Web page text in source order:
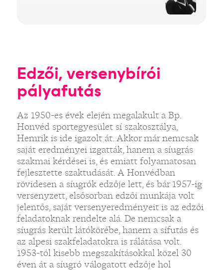
Edzői, versenybírói
pályafutás
Az 1950-es évek elején megalakult a Bp.
Honvéd sportegyesület sí szakosztálya,
Hemrik is ide igazolt át. Akkor már nemcsak
saját eredményei izgatták, hanem a síugrás
szakmai kérdései is, és emiatt folyamatosan
fejlesztette szaktudását. A Honvédban
rövidesen a síugrók edzője lett, és bár 1957-ig
versenyzett, elsősorban edzői munkája volt
jelentős, saját versenyeredményeit is az edzői
feladatoknak rendelte alá. De nemcsak a
síugrás került látókörébe, hanem a sífutás és
az alpesi szakfeladatokra is rálátása volt.
1953-tól kisebb megszakításokkal közel 30
éven át a síugró válogatott edzője hol